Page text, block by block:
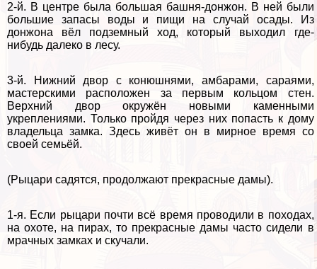
2-й. В центре была большая башня-донжон. В ней были
большие запасы воды и пищи на случай осады. Из
донжона вёл подземный ход, который выходил где-
нибудь далеко в лесу.
3-й. Нижний двор с конюшнями, амбарами, сараями,
мастерскими расположен за первым кольцом стен.
Верхний двор окружён новыми каменными
укреплениями. Только пройдя через них попасть к дому
владельца замка. Здесь живёт он в мирное время со
своей семьёй.
(Рыцари садятся, продолжают прекрасные дамы).
1-я. Если рыцари почти всё время проводили в походах,
на охоте, на пирах, то прекрасные дамы часто сидели в
мрачных замках и скучали.